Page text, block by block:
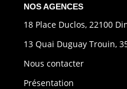
NOS AGENCES
18 Place Duclos, 22100
13 Quai Duguay Trouin,
Nous contacter
Présentation